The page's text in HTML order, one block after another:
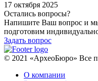
17 октября 2025
Остались вопросы?
Напишите Ваш вопрос и
подготовим
Задать вопрос
© 2021 «АрхеоБюро» Все
О компании